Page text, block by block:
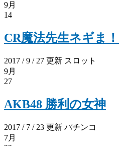
9月
14
CR魔法先生ネギま！
2017 / 9 / 27 更新 スロット
9月
27
AKB48 勝利の女神
2017 / 7 / 23 更新 パチンコ
7月